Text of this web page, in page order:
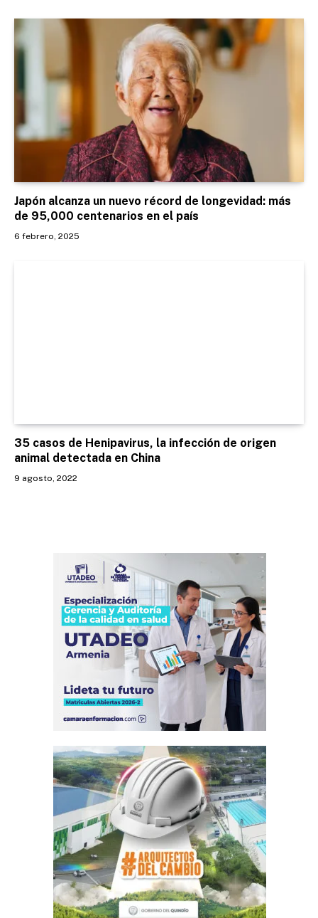
Japón alcanza un nuevo récord de longevidad: más
de 95,000 centenarios en el país
6 febrero, 2025
35 casos de Henipavirus, la infección de origen
animal detectada en China
9 agosto, 2022